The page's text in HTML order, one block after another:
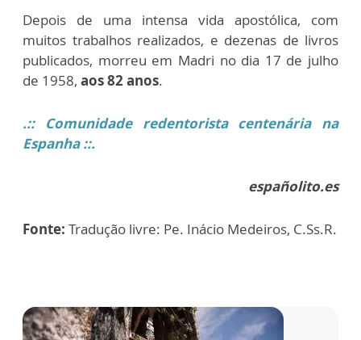
Depois de uma intensa vida apostólica, com
muitos trabalhos realizados, e dezenas de livros
publicados, morreu em Madri no dia 17 de julho
de 1958, aos 82 anos.
.:: Comunidade redentorista centenária na
Espanha ::.
españolito.es
Fonte: Tradução livre: Pe. Inácio Medeiros, C.Ss.R.